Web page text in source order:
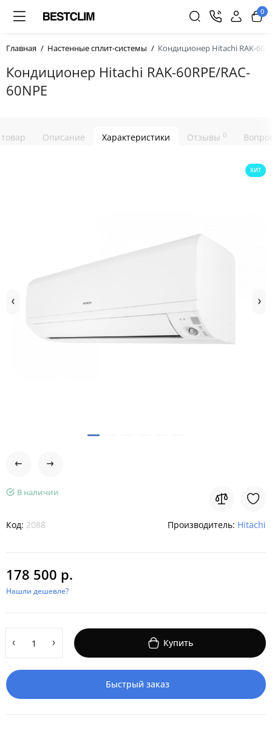
0
Главная Настенные сплит-системы Кондиционер Hitachi RAK-
Кондиционер Hitachi RAK-60RPE/RAC-
60NPE
Описание Характеристики Отзывы 0
ХИТ
В наличии
Код: 2088 Производитель: Hitachi
178 500 р.
Нашли дешевле?
Купить
Быстрый заказ